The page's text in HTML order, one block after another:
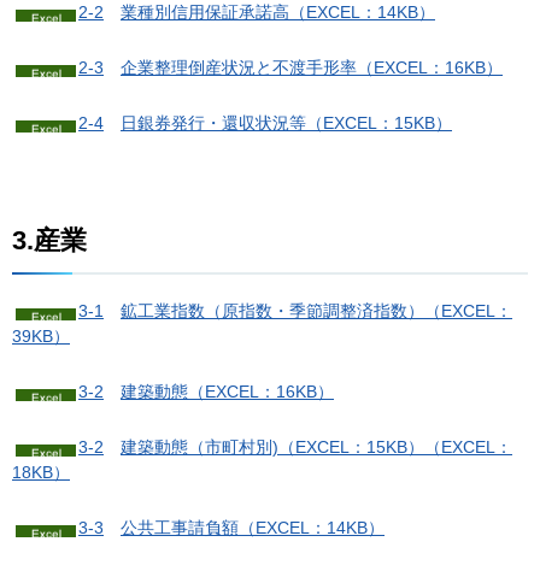
2-2 業種別信用保証承諾高（EXCEL：14KB）
2-3 企業整理倒産状況と不渡手形率（EXCEL：16KB）
2-4 日銀券発行・還収状況等（EXCEL：15KB）
3.産業
3-1 鉱工業指数（原指数・季節調整済指数）（EXCEL：
39KB）
3-2 建築動態（EXCEL：16KB）
3-2 建築動態（市町村別)（EXCEL：15KB）
（EXCEL：
18KB）
3-3 公共工事請負額（EXCEL：14KB）